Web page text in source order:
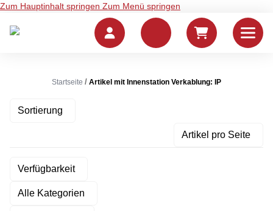
Zum Hauptinhalt springen Zum Menü springen
Startseite Artikel mit Innenstation Verkablung: IP
Sortierung
Artikel pro Seite
Verfügbarkeit
Alle Kategorien